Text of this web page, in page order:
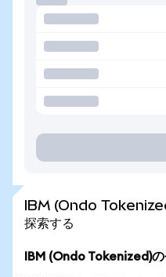
IBM (Ondo
探索する
IBM (Ondo Tokenized)